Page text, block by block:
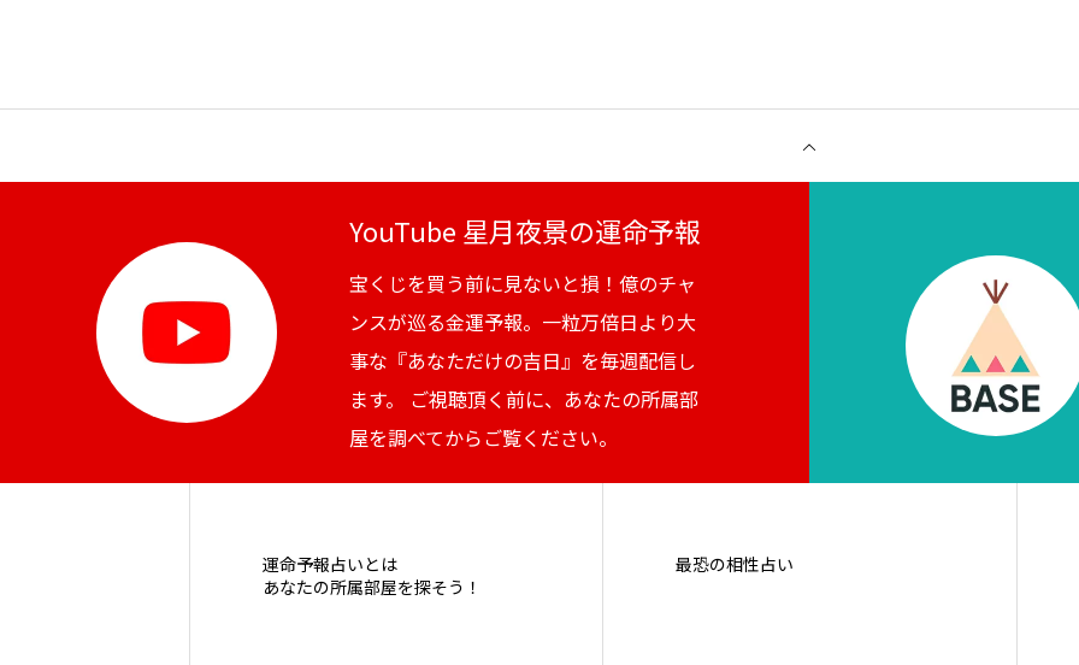
YouTube 星月夜景の運命予報
宝くじを買う前に見ないと損！億のチャ
ンスが巡る金運予報。一粒万倍日より大
事な『あなただけの吉日』を毎週配信し
ます。 ご視聴頂く前に、あなたの所属部
屋を調べてからご覧ください。
運命予報占いとは
あなたの所属部屋を探そう！
最恐の相性占い